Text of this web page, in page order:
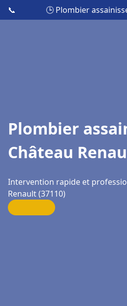
📞 🕒 Plombier
Plombier
Château
Intervention rapide et
Renault (37110)